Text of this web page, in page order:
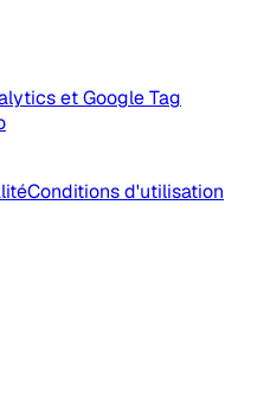
et Google Tag
Conditions d'utilisation